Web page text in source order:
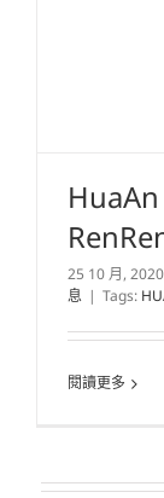
25 10 月, 2020
息 | Tags:
閱讀更多